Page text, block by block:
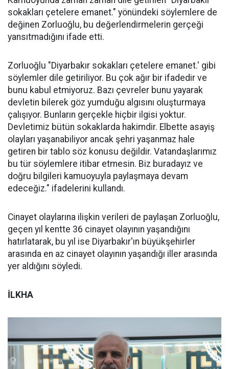
sokakları çetelere emanet." yönündeki söylemlere de
değinen Zorluoğlu, bu değerlendirmelerin gerçeği
yansıtmadığını ifade etti.
Zorluoğlu "Diyarbakır sokakları çetelere emanet.' gibi
söylemler dile getiriliyor. Bu çok ağır bir ifadedir ve
bunu kabul etmiyoruz. Bazı çevreler bunu yayarak
devletin bilerek göz yumduğu algısını oluşturmaya
çalışıyor. Bunların gerçekle hiçbir ilgisi yoktur.
Devletimiz bütün sokaklarda hakimdir. Elbette asayiş
olayları yaşanabiliyor ancak şehri yaşanmaz hale
getiren bir tablo söz konusu değildir. Vatandaşlarımız
bu tür söylemlere itibar etmesin. Biz buradayız ve
doğru bilgileri kamuoyuyla paylaşmaya devam
edeceğiz." ifadelerini kullandı.
Cinayet olaylarına ilişkin verileri de paylaşan Zorluoğlu,
geçen yıl kentte 36 cinayet olayının yaşandığını
hatırlatarak, bu yıl ise Diyarbakır'ın büyükşehirler
arasında en az cinayet olayının yaşandığı iller arasında
yer aldığını söyledi.
İLKHA